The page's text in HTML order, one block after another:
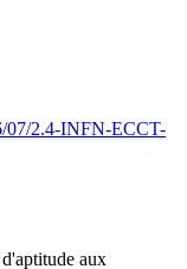
07/2.4-INFN-ECCT-
aux